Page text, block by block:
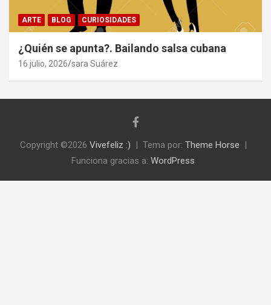
ARTE BLOG CURIOSIDADES
¿Quién se apunta?. Bailando salsa cubana
16 julio, 2026 sara Suárez
Copyright ©2026 Vivefeliz :) Tema por: Theme Horse
Funciona gracias a: WordPress